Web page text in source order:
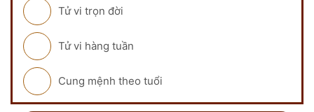
Tử vi trọn đời
Tử vi hàng tuần
Cung mệnh theo tuổi